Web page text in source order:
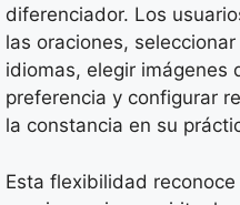
diferenciador. Los
las oraciones,
idiomas, elegir imágenes
preferencia y configurar
la constancia en su
Esta flexibilidad